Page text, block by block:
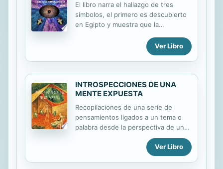
El libro narra el hallazgo de tres
símbolos, el primero es descubierto
en Egipto y muestra que la
revelado HVHI es la flor de la vida. El
segundo lo hallan en las paredes del
templo de Salomón en Jesrusalén y
muestra que la gematría completa e
infinita del verdadero nombre
Mashiaj es el número pi. El tercer
símbolo lo encuentran en lo que fue
la antigua Babilonia representado por
un dije con seis cobras entrelazadas
significado se asocia al ADN de la
realidad y a la Di-sa Madre como
dadora de vida.
Ver Libro
INTROSPECCIONES DE UNA
MENTE EXPUESTA
Recopilaciones de una serie de
pensamientos ligados a un tema o
palabra desde la perspectiva de un
pensamiento cuántico, es un libro
escrito con el fin de que el lector
reflexione sobre la verdadera
Ver Libro